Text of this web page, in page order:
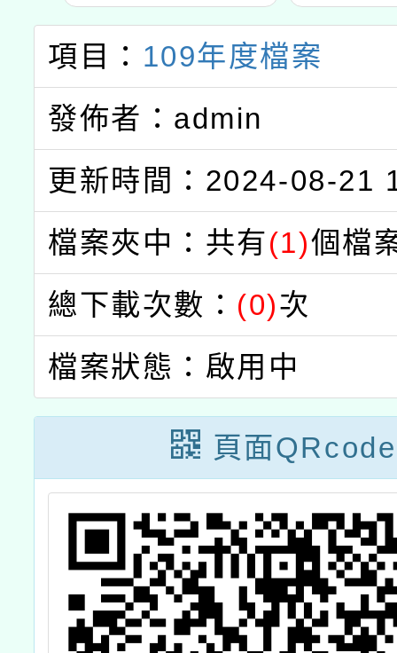
項目： 109年度檔案
發佈者：admin
更新時間：2024-08-21
檔案夾中：共有(1)個檔
總下載次數： (0)次
檔案狀態：啟用中
頁面QRcode